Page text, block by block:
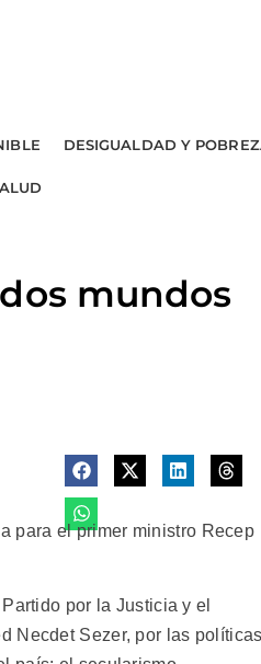
DESIGUALDAD Y
mundos
para el primer ministro Recep
por la Justicia y el
Necdet Sezer, por las